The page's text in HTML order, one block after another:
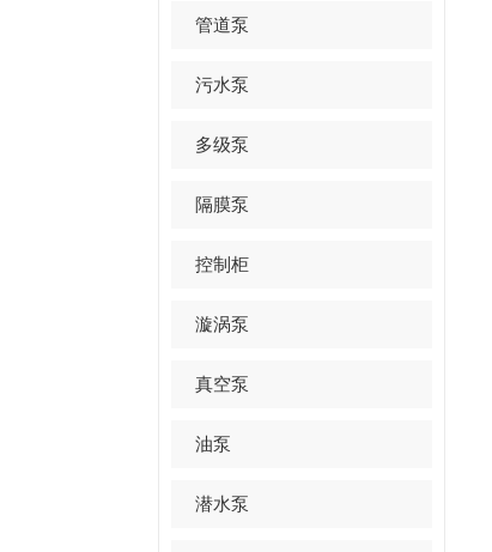
管道泵
污水泵
多级泵
隔膜泵
控制柜
漩涡泵
真空泵
油泵
潜水泵